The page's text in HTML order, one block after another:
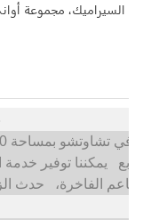
يمكننا توفير
الفاخرة،